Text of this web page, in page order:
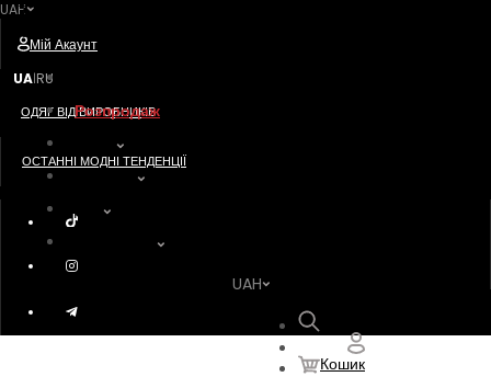
UAH
Мій Акаунт
UA|RU
ОДЯГ ВІД ВИРОБНИКІВ
ОСТАННІ МОДНІ ТЕНДЕНЦІЇ
Postavshik
Розпродаж
Діти
UAH
Кошик